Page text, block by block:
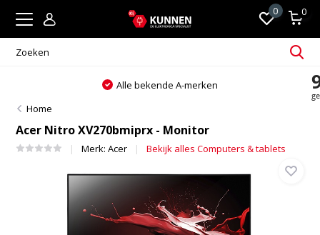
0 0
Alle bekende A-merken
Home
Acer Nitro XV270bmiprx - Monitor
Merk:Acer Bekijk alles Computers & tablets